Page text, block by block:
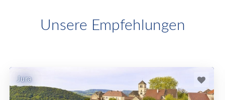
Unsere Empfehlungen
Jura